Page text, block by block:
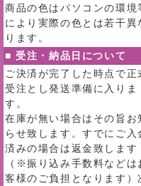
商品の色はパソコンの環境
により実際の色とは若干異
ります。
■ 受注・納品日について
ご決済が完了した時点で正
受注とし発送準備に入りま
す。
在庫が無い場合はその旨お
らせ致します。すでにご入
済みの場合は返金致します
（※振り込み手数料などは
客様のご負担となります）